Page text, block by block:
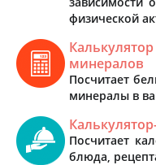
физической
минералов
Посчитает
минералы в
Посчитает
блюда,